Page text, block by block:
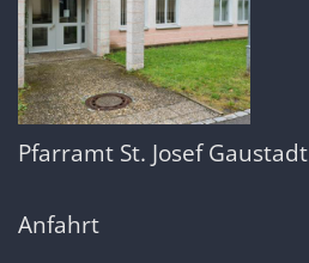
Pfarramt St. Josef Gaustadt
Anfahrt